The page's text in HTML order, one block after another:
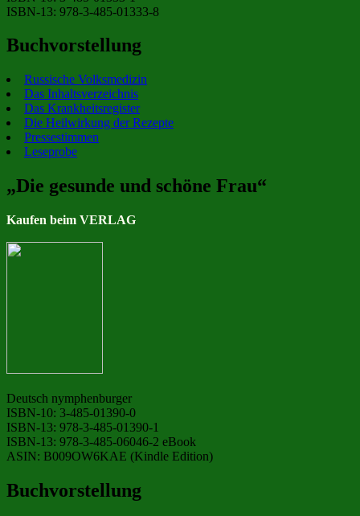
ISBN-13: 978-3-485-01333-8
Buchvorstellung
Russische Volksmedizin
Das Inhaltsverzeichnis
Das Krankheitsregister
Die Heilwirkung der Rezepte
Pressestimmen
Leseprobe
„Die gesunde und schöne Frau“
Kaufen beim VERLAG
Deutsch nymphenburger
ISBN-10: 3-485-01390-0
ISBN-13: 978-3-485-01390-1
ISBN-13: 978-3-485-06046-2 eBook
ASIN: B009OW6KAE (Kindle Edition)
Buchvorstellung